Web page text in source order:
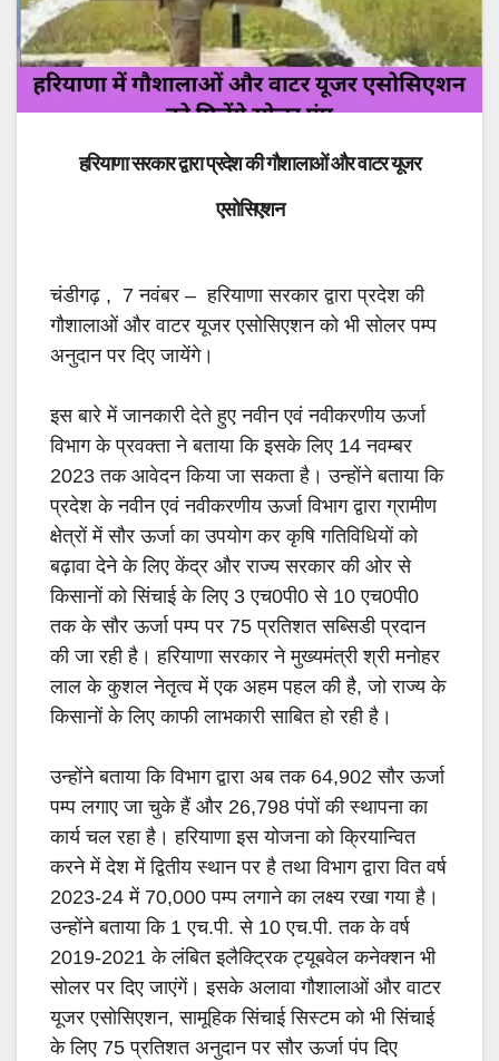
हरियाणा सरकार द्वारा प्रदेश की गौशालाओं और वाटर यूजर
एसोसिएशन
चंडीगढ़ , 7 नवंबर – हरियाणा सरकार द्वारा प्रदेश की
गौशालाओं और वाटर यूजर एसोसिएशन को भी सोलर पम्प
अनुदान पर दिए जायेंगे।
इस बारे में जानकारी देते हुए नवीन एवं नवीकरणीय ऊर्जा
विभाग के प्रवक्ता ने बताया कि इसके लिए 14 नवम्बर
2023 तक आवेदन किया जा सकता है। उन्होंने बताया कि
प्रदेश के नवीन एवं नवीकरणीय ऊर्जा विभाग द्वारा ग्रामीण
क्षेत्रों में सौर ऊर्जा का उपयोग कर कृषि गतिविधियों को
बढ़ावा देने के लिए केंद्र और राज्य सरकार की ओर से
किसानों को सिंचाई के लिए 3 एच0पी0 से 10 एच0पी0
तक के सौर ऊर्जा पम्प पर 75 प्रतिशत सब्सिडी प्रदान
की जा रही है। हरियाणा सरकार ने मुख्यमंत्री श्री मनोहर
लाल के कुशल नेतृत्व में एक अहम पहल की है, जो राज्य के
किसानों के लिए काफी लाभकारी साबित हो रही है।
उन्होंने बताया कि विभाग द्वारा अब तक 64,902 सौर ऊर्जा
पम्प लगाए जा चुके हैं और 26,798 पंपों की स्थापना का
कार्य चल रहा है। हरियाणा इस योजना को क्रियान्वित
करने में देश में द्वितीय स्थान पर है तथा विभाग द्वारा वित वर्ष
2023-24 में 70,000 पम्प लगाने का लक्ष्य रखा गया है।
उन्होंने बताया कि 1 एच.पी. से 10 एच.पी. तक के वर्ष
2019-2021 के लंबित इलैक्ट्रिक ट्यूबवेल कनेक्शन भी
सोलर पर दिए जाएंगें। इसके अलावा गौशालाओं और वाटर
यूजर एसोसिएशन, सामूहिक सिंचाई सिस्टम को भी सिंचाई
के लिए 75 प्रतिशत अनुदान पर सौर ऊर्जा पंप दिए